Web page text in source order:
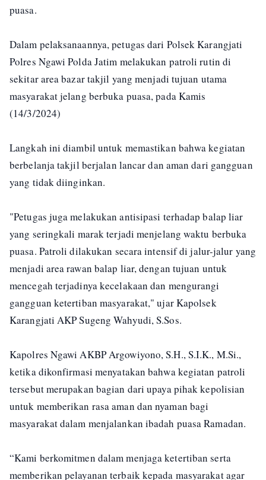
puasa.
Dalam pelaksanaannya, petugas dari Polsek Karangjati
Polres Ngawi Polda Jatim melakukan patroli rutin di
sekitar area bazar takjil yang menjadi tujuan utama
masyarakat jelang berbuka puasa, pada Kamis
(14/3/2024)
Langkah ini diambil untuk memastikan bahwa kegiatan
berbelanja takjil berjalan lancar dan aman dari gangguan
yang tidak diinginkan.
"Petugas juga melakukan antisipasi terhadap balap liar
yang seringkali marak terjadi menjelang waktu berbuka
puasa. Patroli dilakukan secara intensif di jalur-jalur yang
menjadi area rawan balap liar, dengan tujuan untuk
mencegah terjadinya kecelakaan dan mengurangi
gangguan ketertiban masyarakat," ujar Kapolsek
Karangjati AKP Sugeng Wahyudi, S.Sos.
Kapolres Ngawi AKBP Argowiyono, S.H., S.I.K., M.Si.,
ketika dikonfirmasi menyatakan bahwa kegiatan patroli
tersebut merupakan bagian dari upaya pihak kepolisian
untuk memberikan rasa aman dan nyaman bagi
masyarakat dalam menjalankan ibadah puasa Ramadan.
“Kami berkomitmen dalam menjaga ketertiban serta
memberikan pelayanan terbaik kepada masyarakat agar